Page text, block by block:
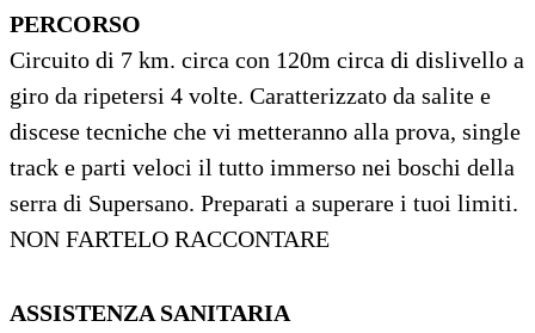
PERCORSO
Circuito di 7 km. circa con 120m circa di dislivello a
giro da ripetersi 4 volte. Caratterizzato da salite e
discese tecniche che vi metteranno alla prova, single
track e parti veloci il tutto immerso nei boschi della
serra di Supersano. Preparati a superare i tuoi limiti.
NON FARTELO RACCONTARE
ASSISTENZA SANITARIA